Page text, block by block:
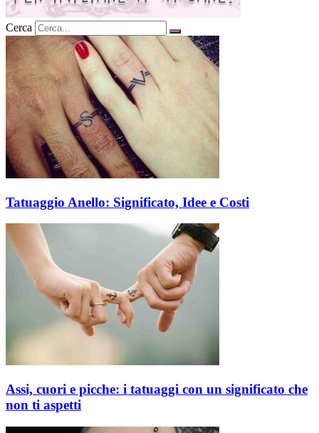
Cerca
Tatuaggio Anello: Significato, Idee e Costi
Assi, cuori e picche: i tatuaggi con un significato che
non ti aspetti